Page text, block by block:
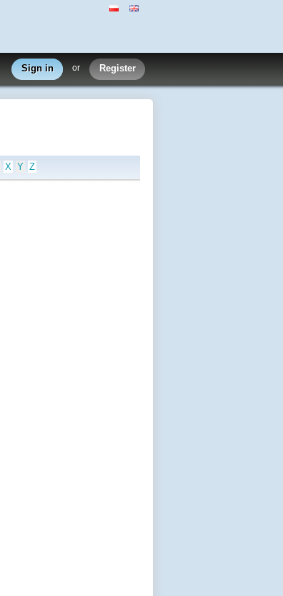
Sign in or Register
X Y Z